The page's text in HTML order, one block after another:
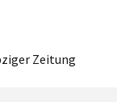
Zeitung